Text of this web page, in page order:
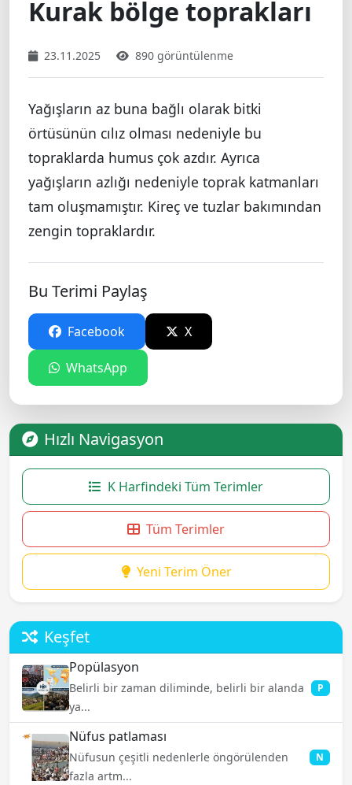
Kurak bölge toprakları
23.11.2025 890 görüntülenme
Yağışların az buna bağlı olarak bitki
örtüsünün cılız olması nedeniyle bu
topraklarda humus çok azdır. Ayrıca
yağışların azlığı nedeniyle toprak katmanları
tam oluşmamıştır. Kireç ve tuzlar bakımından
zengin topraklardır.
Bu Terimi Paylaş
Facebook X
WhatsApp
Hızlı Navigasyon
K Harfindeki Tüm Terimler
Tüm Terimler
Yeni Terim Öner
Keşfet
Popülasyon
Belirli bir zaman diliminde, belirli bir alanda
ya...
P
Nüfus patlaması
Nüfusun çeşitli nedenlerle öngörülenden
fazla artm...
N